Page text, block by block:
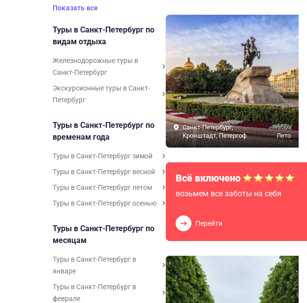
Показать все
Туры в Санкт-Петербург по
видам отдыха
Железнодорожные туры в
Санкт-Петербург
Экскурсионные туры в Санкт-
Петербург
Туры в Санкт-Петербург по
временам года
Туры в Санкт-Петербург зимой
Туры в Санкт-Петербург весной
Туры в Санкт-Петербург летом
Туры в Санкт-Петербург осенью
Туры в Санкт-Петербург по
месяцам
Туры в Санкт-Петербург в
январе
Туры в Санкт-Петербург в
феврале
Санкт-Петербург,
Кронштадт, Петергоф
Лето
Всё включено
возьмем все заботы на себя
Перейти